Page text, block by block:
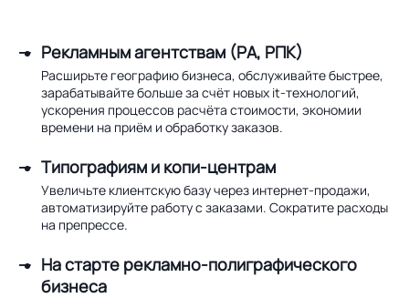
Рекламным агентствам (РА, РПК)
Расширьте географию бизнеса, обслуживайте быстрее,
зарабатывайте больше за счёт новых it-технологий,
ускорения процессов расчёта стоимости, экономии
времени на приём и обработку заказов.
Типографиям и копи-центрам
Увеличьте клиентскую базу через интернет-продажи,
автоматизируйте работу с заказами. Сократите расходы
на препрессе.
На старте рекламно-полиграфического
бизнеса